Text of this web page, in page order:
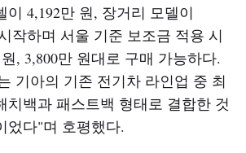
이 4,192만 원, 장거리 모델이
작하며 서울 기준 보조금 적용 시
, 3,800만 원대로 구매 가능하다.
기아의 기존 전기차 라인업 중 최
치백과 패스트백 형태로 결합한 것
었다"며 호평했다.